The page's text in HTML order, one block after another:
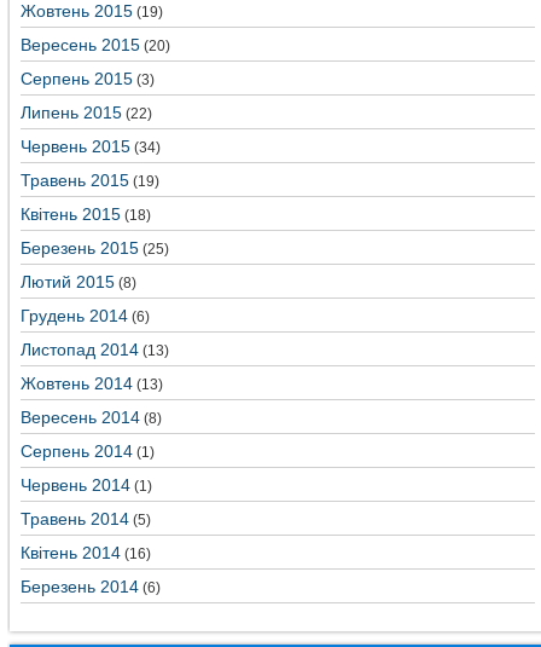
Жовтень 2015 (19)
Вересень 2015 (20)
Серпень 2015 (3)
Липень 2015 (22)
Червень 2015 (34)
Травень 2015 (19)
Квітень 2015 (18)
Березень 2015 (25)
Лютий 2015 (8)
Грудень 2014 (6)
Листопад 2014 (13)
Жовтень 2014 (13)
Вересень 2014 (8)
Серпень 2014 (1)
Червень 2014 (1)
Травень 2014 (5)
Квітень 2014 (16)
Березень 2014 (6)